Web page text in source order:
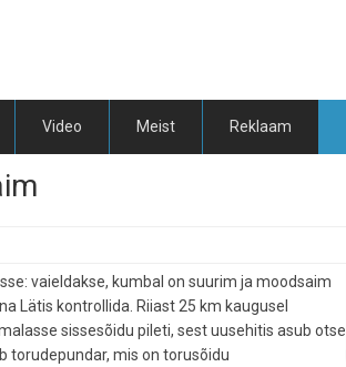
Video Meist Reklaam
vaieldakse, kumbal on suurim ja moodsaim
Lätis kontrollida. Riiast 25 km kaugusel
sissesõidu pileti, sest uusehitis asub otse
torudepundar, mis on torusõidu